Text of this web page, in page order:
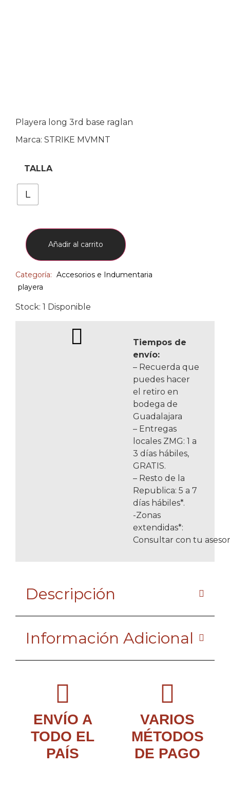
ENVÍO A
TODO EL
PAÍS
VARIOS
MÉTODOS
DE PAGO
Playera long 3rd base raglan
Marca: STRIKE MVMNT
TALLA
L
Añadir al carrito
Categoría: Accesorios e Indumentaria
playera
Stock: 1 Disponible
Tiempos de
envío:
– Recuerda que
puedes hacer
el retiro en
bodega de
Guadalajara
– Entregas
locales ZMG: 1 a
3 días hábiles,
GRATIS.
– Resto de la
Republica: 5 a 7
días hábiles*.
-Zonas
extendidas*:
Consultar con tu
Descripción
Información Adicional